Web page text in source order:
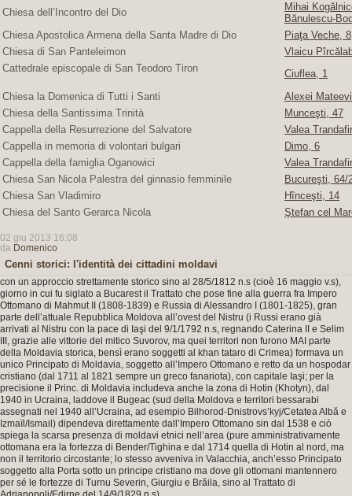
Chiesa dell’Incontro del Dio
Mihai
Bănulescu-
Chiesa Apostolica Armena della Santa Madre di Dio
Piaţa Veche, 8
Chiesa di San Panteleimon
Vlaicu
Cattedrale episcopale di San Teodoro Tiron
Ciuflea, 1
Chiesa la Domenica di Tutti i Santi
Alexei
Chiesa della Santissima Trinità
Munceşti, 47
Cappella della Resurrezione del Salvatore
Valea
Cappella in memoria di volontari bulgari
Dimo, 6
Cappella della famiglia Oganowici
Valea
Chiesa San Nicola Palestra del ginnasio femminile
Bucureşti, 64/
Chiesa San Vladimiro
Hînceşti, 14
Chiesa del Santo Gerarca Nicola
Ştefan cel
02 giu 2013 16:08
da Domenico
Cenni storici: l'identità dei cittadini moldavi
con un approccio strettamente storico sino al 28/5/1812 n.s (cioè 16 maggio v.s),
giorno in cui fu siglato a Bucarest il Trattato che pose fine alla guerra fra Impero
Ottomano di Mahmut II (1808-1839) e Russia di Alessandro I (1801-1825), gran
parte dell’attuale Repubblica Moldova all’ovest del Nistru (i Russi erano già
arrivati al Nistru con la pace di Iaşi del 9/1/1792 n.s, regnando Caterina II e Selim
III, grazie alle vittorie del mitico Suvorov, ma quei territori non furono MAI parte
della Moldavia storica, bensì erano soggetti al khan tataro di Crimea) formava un
unico Principato di Moldavia, soggetto all’Impero Ottomano e retto da un hospodar
cristiano (dal 1711 al 1821 sempre un greco fanariota), con capitale Iaşi; per la
precisione il Princ. di Moldavia includeva anche la zona di Hotin (Khotyn), dal
1940 in Ucraina, laddove il Bugeac (sud della Moldova e territori bessarabi
assegnati nel 1940 all’Ucraina, ad esempio Bilhorod-Dnistrovs’kyj/Cetatea Albă e
Izmaïl/Ismail) dipendeva direttamente dall’Impero Ottomano sin dal 1538 e ciò
spiega la scarsa presenza di moldavi etnici nell’area (pure amministrativamente
ottomana era la fortezza di Bender/Tighina e dal 1714 quella di Hotin al nord, ma
non il territorio circostante; lo stesso avveniva in Valacchia, anch’esso Principato
soggetto alla Porta sotto un principe cristiano ma dove gli ottomani mantennero
per sé le fortezze di Turnu Severin, Giurgiu e Brăila, sino al Trattato di